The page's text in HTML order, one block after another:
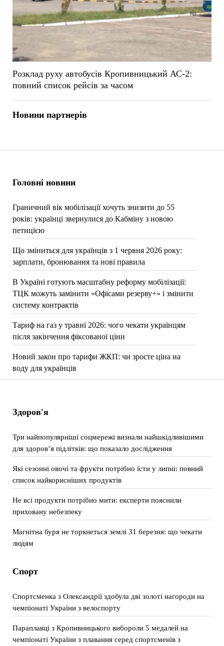
Головні новини
Граничний вік мобілізації хочуть знизити до 55
років: українці звернулися до Кабміну з новою
петицією
Що зміниться для українців з 1 червня 2026 року:
зарплати, бронювання та нові правила
В Україні готують масштабну реформу мобілізації:
ТЦК можуть замінити «Офісами резерву+» і змінити
систему контрактів
Тариф на газ у травні 2026: чого чекати українцям
після закінчення фіксованої ціни
Новий закон про тарифи ЖКП: чи зросте ціна на
воду для українців
Розклад руху автобусів Кропивницький АС-2:
повний список рейсів за часом
Новини партнерів
Здоров'я
Три найпопулярніші соцмережі визнали найшкідливішими
для здоров’я підлітків: що показало дослідження
Які сезонні овочі та фрукти потрібно їсти у липні: повний
список найкорисніших продуктів
Не всі продукти потрібно мити: експерти пояснили
приховану небезпеку
Магнітна буря не торкнеться землі 31 березня: що чекати
людям
Спорт
Спортсменка з Олександрії здобула дві золоті нагороди на
чемпіонаті України з велоспорту
Параплавці з Кропивницького вибороли 5 медалей на
чемпіонаті України з плавання серед спортсменів з